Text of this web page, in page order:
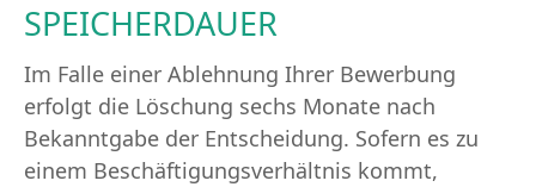
SPEICHERDAUER
Im Falle einer Ablehnung Ihrer Bewerbung
erfolgt die Löschung sechs Monate nach
Bekanntgabe der Entscheidung. Sofern es zu
einem Beschäftigungsverhältnis kommt,